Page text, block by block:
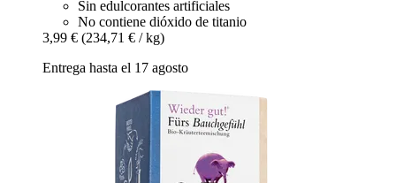
Sin edulcorantes artificiales
No contiene dióxido de titanio
3,99 € (234,71 € / kg)
Entrega hasta el 17 agosto